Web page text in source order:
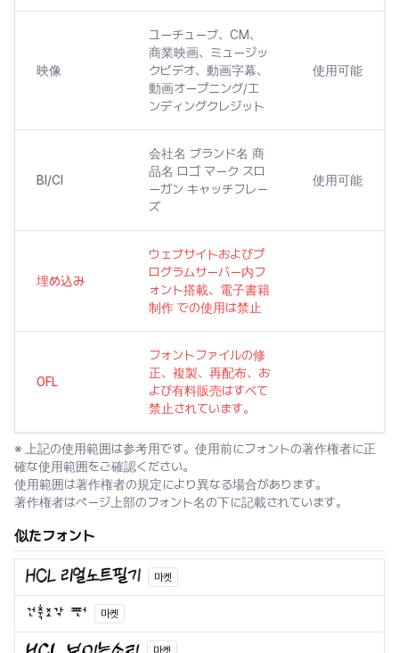
映像
ユーチューブ、CM、
商業映画、ミュージッ
クビデオ、動画字幕、
動画オープニング/エ
ンディングクレジット
使用可能
BI/CI
会社名 ブランド名 商
品名 ロゴ マーク スロ
ーガン キャッチフレー
ズ
使用可能
埋め込み
ウェブサイトおよびプ
ログラムサーバー内フ
ォント搭載、電子書籍
制作 での使用は禁止
OFL
フォントファイルの修
正、複製、再配布、お
よび有料販売はすべて
禁止されています。
※ 上記の使用範囲は参考用です。使用前にフォントの著作権者に正
確な使用範囲をご確認ください。
使用範囲は著作権者の規定により異なる場合があります。
著作権者はページ上部のフォント名の下に記載されています。
似たフォント
마켓
마켓
마켓